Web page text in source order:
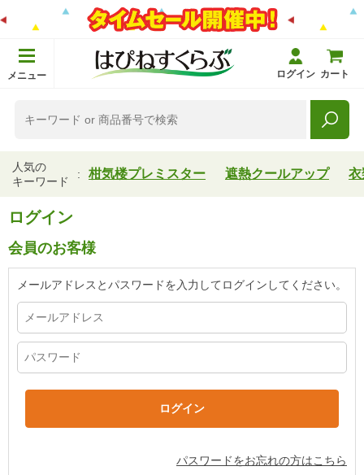
メニュー ログイン カート
人気の
キーワード
柑気楼プレミスター 遮熱クールアップ 衣
ログイン
会員のお客様
メールアドレスとパスワードを入力してログインしてください。
パスワードをお忘れの方はこちら